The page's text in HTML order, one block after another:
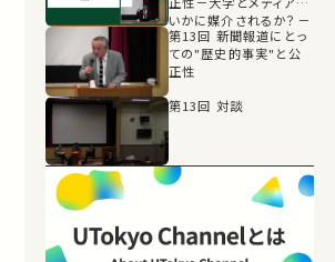
いかに媒介されるか？－
第13回 新聞報道にとっ
ての"歴史的事実"と公
正性
第13回 対談